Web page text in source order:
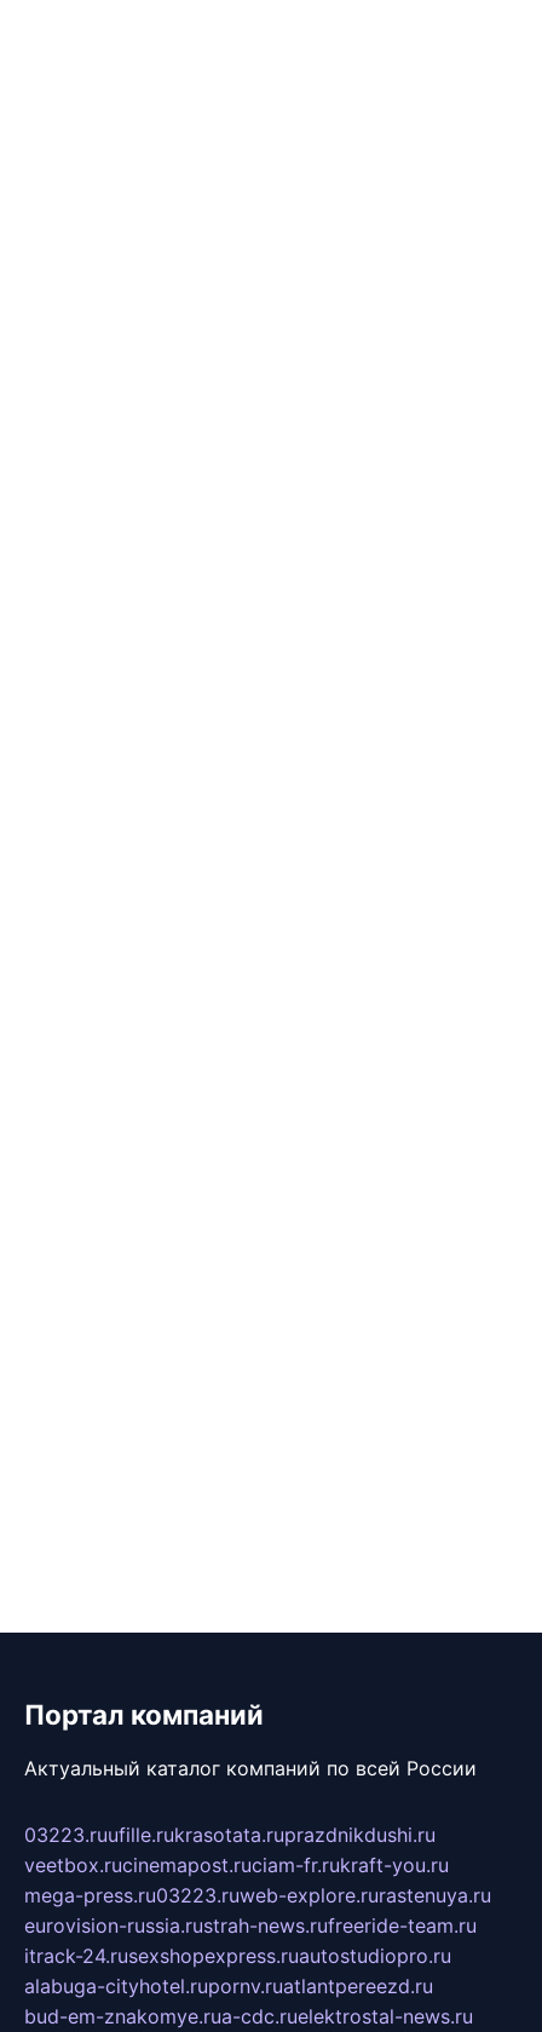
Портал компаний
Актуальный каталог компаний по всей России
03223.ruufille.rukrasotata.ruprazdnikdushi.ru
veetbox.rucinemapost.ruciam-fr.rukraft-you.ru
mega-press.ru03223.ruweb-explore.rurastenuya.ru
eurovision-russia.rustrah-news.rufreeride-team.ru
itrack-24.rusexshopexpress.ruautostudiopro.ru
alabuga-cityhotel.rupornv.ruatlantpereezd.ru
bud-em-znakomye.rua-cdc.ruelektrostal-news.ru